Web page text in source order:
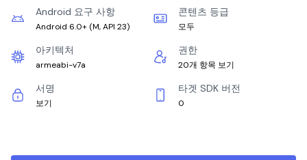
Android 요구 사항
Android 6.0+ (M, API 23)
콘텐츠 등급
모두
아키텍처
armeabi-v7a
권한
20개 항목 보기
서명
보기
타겟 SDK 버전
0